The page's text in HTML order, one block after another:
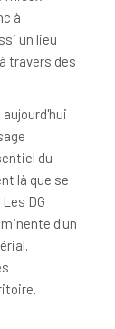
à
un lieu
travers des
du
là que se
DG
d'un